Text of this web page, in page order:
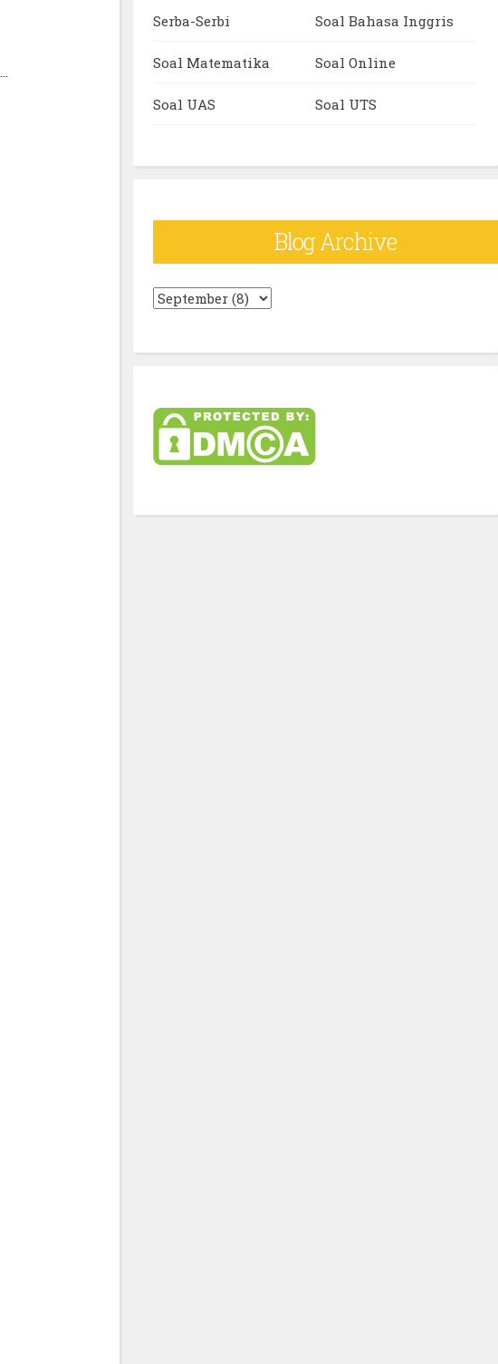
Serba-Serbi Soal Bahasa Inggris
Soal Matematika Soal Online
Soal UAS Soal UTS
Blog Archive